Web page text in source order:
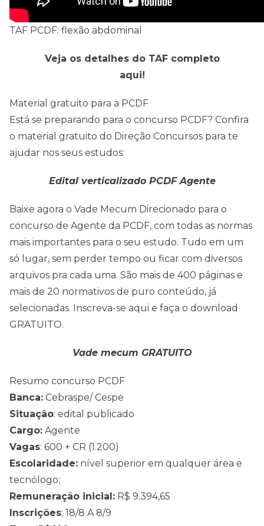
TAF PCDF: flexão abdominal
Veja os detalhes do TAF completo
aqui!
Material gratuito para a PCDF
Está se preparando para o concurso PCDF? Confira
o material gratuito do Direção Concursos para te
ajudar nos seus estudos:
Edital verticalizado PCDF Agente
Baixe agora o Vade Mecum Direcionado para o
concurso de Agente da PCDF, com todas as normas
mais importantes para o seu estudo. Tudo em um
só lugar, sem perder tempo ou ficar com diversos
arquivos pra cada uma. São mais de 400 páginas e
mais de 20 normativos de puro conteúdo, já
selecionadas. Inscreva-se aqui e faça o download
GRATUITO.
Vade mecum GRATUITO
Resumo concurso PCDF
Banca: Cebraspe/ Cespe
Situação: edital publicado
Cargo: Agente
Vagas: 600 + CR (1.200)
Escolaridade: nível superior em qualquer área e
tecnólogo;
Remuneração inicial: R$ 9.394,65
Inscrições: 18/8 A 8/9